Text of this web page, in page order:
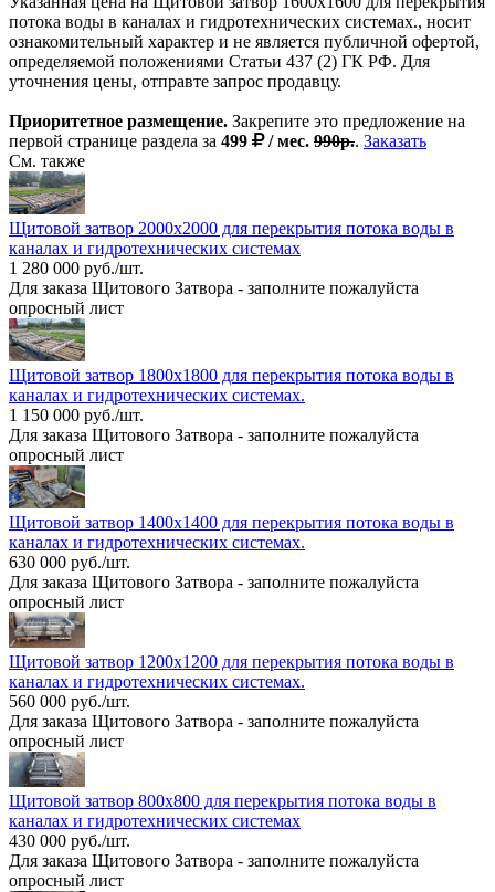
потока воды в каналах и гидротехнических системах., носит
ознакомительный характер и не является публичной офертой,
определяемой положениями Статьи 437 (2) ГК РФ. Для
уточнения цены, отправте запрос продавцу.
Приоритетное размещение. Закрепите это предложение на
первой странице раздела за 499 / мес. 990р.. Заказать
См. также
Щитовой затвор 2000х2000 для перекрытия потока воды в
каналах и гидротехнических системах
1 280 000 руб./шт.
Для заказа Щитового Затвора - заполните пожалуйста
опросный лист
Щитовой затвор 1800х1800 для перекрытия потока воды в
каналах и гидротехнических системах.
1 150 000 руб./шт.
Для заказа Щитового Затвора - заполните пожалуйста
опросный лист
Щитовой затвор 1400х1400 для перекрытия потока воды в
каналах и гидротехнических системах.
630 000 руб./шт.
Для заказа Щитового Затвора - заполните пожалуйста
опросный лист
Щитовой затвор 1200х1200 для перекрытия потока воды в
каналах и гидротехнических системах.
560 000 руб./шт.
Для заказа Щитового Затвора - заполните пожалуйста
опросный лист
Щитовой затвор 800х800 для перекрытия потока воды в
каналах и гидротехнических системах
430 000 руб./шт.
Для заказа Щитового Затвора - заполните пожалуйста
опросный лист